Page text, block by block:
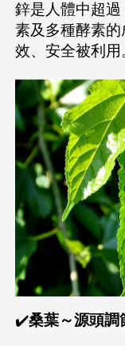
鋅是人體中超
素及多種酵素
效、安全被利用
✔️桑葉～源頭調